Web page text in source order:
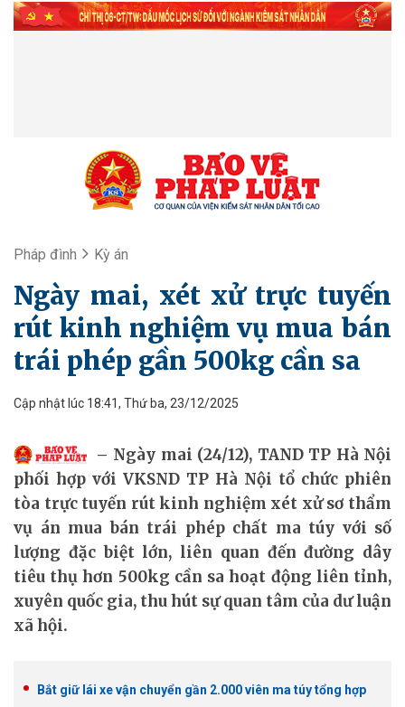
Pháp đình Kỳ án
Ngày mai, xét xử trực tuyến
rút kinh nghiệm vụ mua bán
trái phép gần 500kg cần sa
Cập nhật lúc 18:41, Thứ ba, 23/12/2025
Ngày mai (24/12), TAND TP Hà Nội
phối hợp với VKSND TP Hà Nội tổ chức phiên
tòa trực tuyến rút kinh nghiệm xét xử sơ thẩm
vụ án mua bán trái phép chất ma túy với số
lượng đặc biệt lớn, liên quan đến đường dây
tiêu thụ hơn 500kg cần sa hoạt động liên tỉnh,
xuyên quốc gia, thu hút sự quan tâm của dư luận
xã hội.
Bắt giữ lái xe vận chuyển gần 2.000 viên ma túy tổng hợp